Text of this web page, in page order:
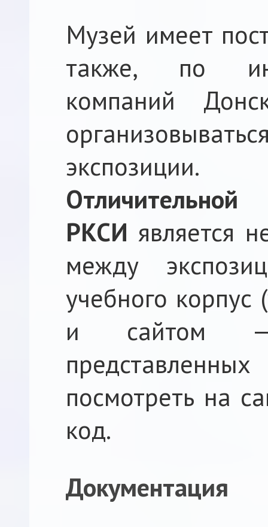
Музей имеет
также, по
компаний
экспозиции.
Отличительной
РКСИ является
между
учебного корпус
и сайтом —
посмотреть на
код.
Документация